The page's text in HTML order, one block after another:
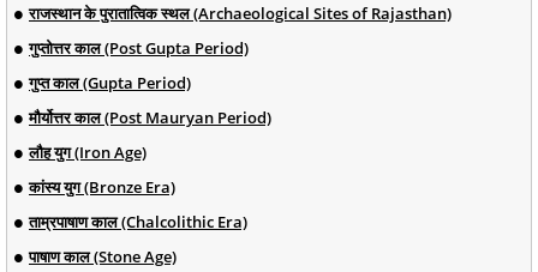
राजस्थान के पुरातात्विक स्थल (Archaeological Sites of Rajasthan)
गुप्तोत्तर काल (Post Gupta Period)
गुप्त काल (Gupta Period)
मौर्योत्तर काल (Post Mauryan Period)
लौह युग (Iron Age)
कांस्य युग (Bronze Era)
ताम्रपाषाण काल (Chalcolithic Era)
पाषाण काल (Stone Age)